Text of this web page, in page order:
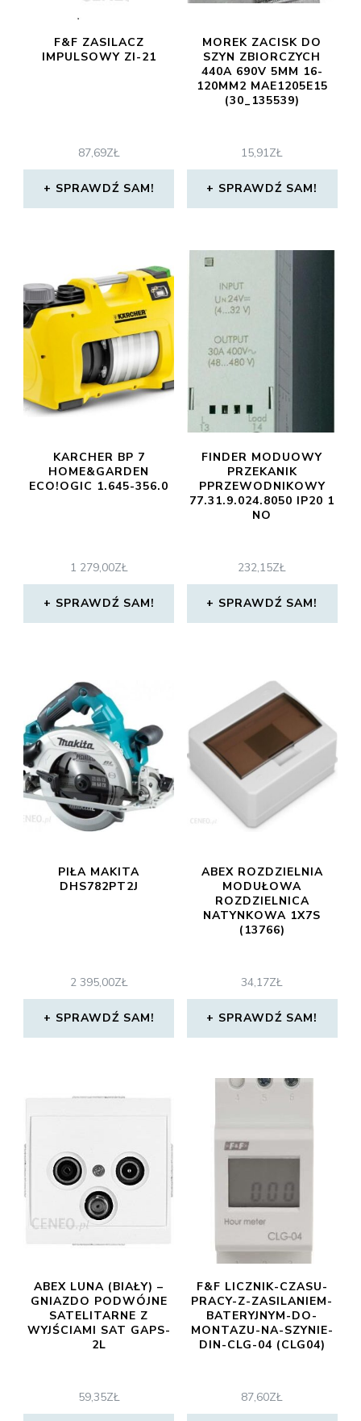
F&F ZASILACZ
IMPULSOWY ZI-21
87,69ZŁ
SPRAWDŹ SAM!
MOREK ZACISK DO
SZYN ZBIORCZYCH
440A 690V 5MM 16-
120MM2 MAE1205E15
(30_135539)
15,91ZŁ
SPRAWDŹ SAM!
KARCHER BP 7
HOME&GARDEN
ECO!OGIC 1.645-356.0
1 279,00ZŁ
SPRAWDŹ SAM!
FINDER MODUOWY
PRZEKANIK
PPRZEWODNIKOWY
77.31.9.024.8050 IP20 1
NO
232,15ZŁ
SPRAWDŹ SAM!
PIŁA MAKITA
DHS782PT2J
2 395,00ZŁ
SPRAWDŹ SAM!
ABEX ROZDZIELNIA
MODUŁOWA
ROZDZIELNICA
NATYNKOWA 1X7S
(13766)
34,17ZŁ
SPRAWDŹ SAM!
ABEX LUNA (BIAŁY) –
GNIAZDO PODWÓJNE
SATELITARNE Z
WYJŚCIAMI SAT GAPS-
2L
59,35ZŁ
F&F LICZNIK-CZASU-
PRACY-Z-ZASILANIEM-
BATERYJNYM-DO-
MONTAZU-NA-SZYNIE-
DIN-CLG-04 (CLG04)
87,60ZŁ